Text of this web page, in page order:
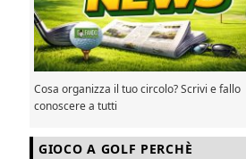
Cosa organizza il tuo circolo? Scrivi e fallo
conoscere a tutti
GIOCO A GOLF PERCHÈ